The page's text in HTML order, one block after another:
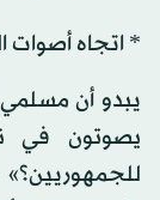
* اتجاه أصوات
يبدو أن
يصوتون في